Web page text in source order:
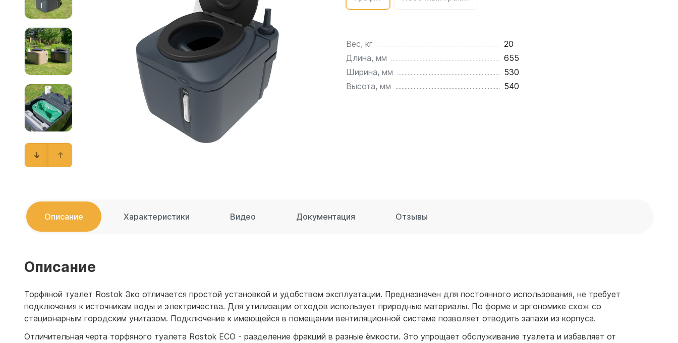
Емкости для воды 4500 литров
Емкости для воды 4000 литров
Емкости для воды 3000 литров
Емкости для воды 2500 литров
Емкости для воды 2000 литров
Емкости для воды 1500 литров
Емкости для воды 1000 литров
Емкости для воды 750 литров
Емкости для воды 600 литров
Емкости для воды 500 литров
Емкости для воды 75 литров
ЦКТ для ферментации
Вес, кг
20
Длина, мм
655
Ширина, мм
530
Высота, мм
540
Описание Характеристики Видео Документация Отзывы
Описание
Торфяной туалет Rostok Эко отличается простой установкой и удобством эксплуатации. Предназначен для постоянного использования, не требует
подключения к источникам воды и электричества. Для утилизации отходов использует природные материалы. По форме и эргономике схож со
стационарным городским унитазом. Подключение к имеющейся в помещении вентиляционной системе позволяет отводить запахи из корпуса.
Отличительная черта торфяного туалета Rostok ЕСО - разделение фракций в разные ёмкости. Это упрощает обслуживание туалета и избавляет от